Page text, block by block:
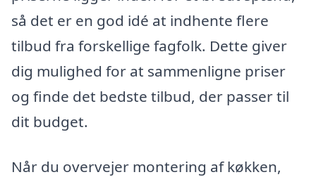
så det er en god idé at indhente flere
tilbud fra forskellige fagfolk. Dette giver
dig mulighed for at sammenligne priser
og finde det bedste tilbud, der passer til
dit budget.
Når du overvejer montering af køkken,